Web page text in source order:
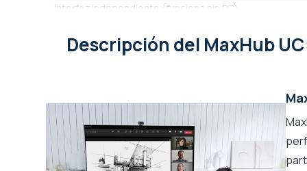
Interfaz independiente (funciona sin PC)
Altavoces incluidos
Micrófonos incorporados
Micrófonos con barrera acústica
Resolución de la cámara
Resolución del sensor
Descripción del MaxHub UC